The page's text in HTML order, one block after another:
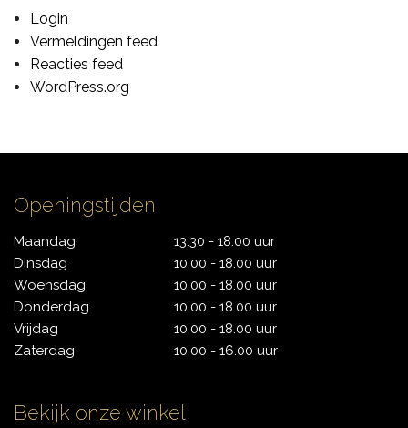
DRUMSCHOOL
Login
Vermeldingen feed
Reacties feed
WordPress.org
Openingstijden
Maandag
Dinsdag
Woensdag
Donderdag
Vrijdag
Zaterdag
13.30 - 18.00 uur
10.00 - 18.00 uur
10.00 - 18.00 uur
10.00 - 18.00 uur
10.00 - 18.00 uur
10.00 - 16.00 uur
Bekijk onze winkel